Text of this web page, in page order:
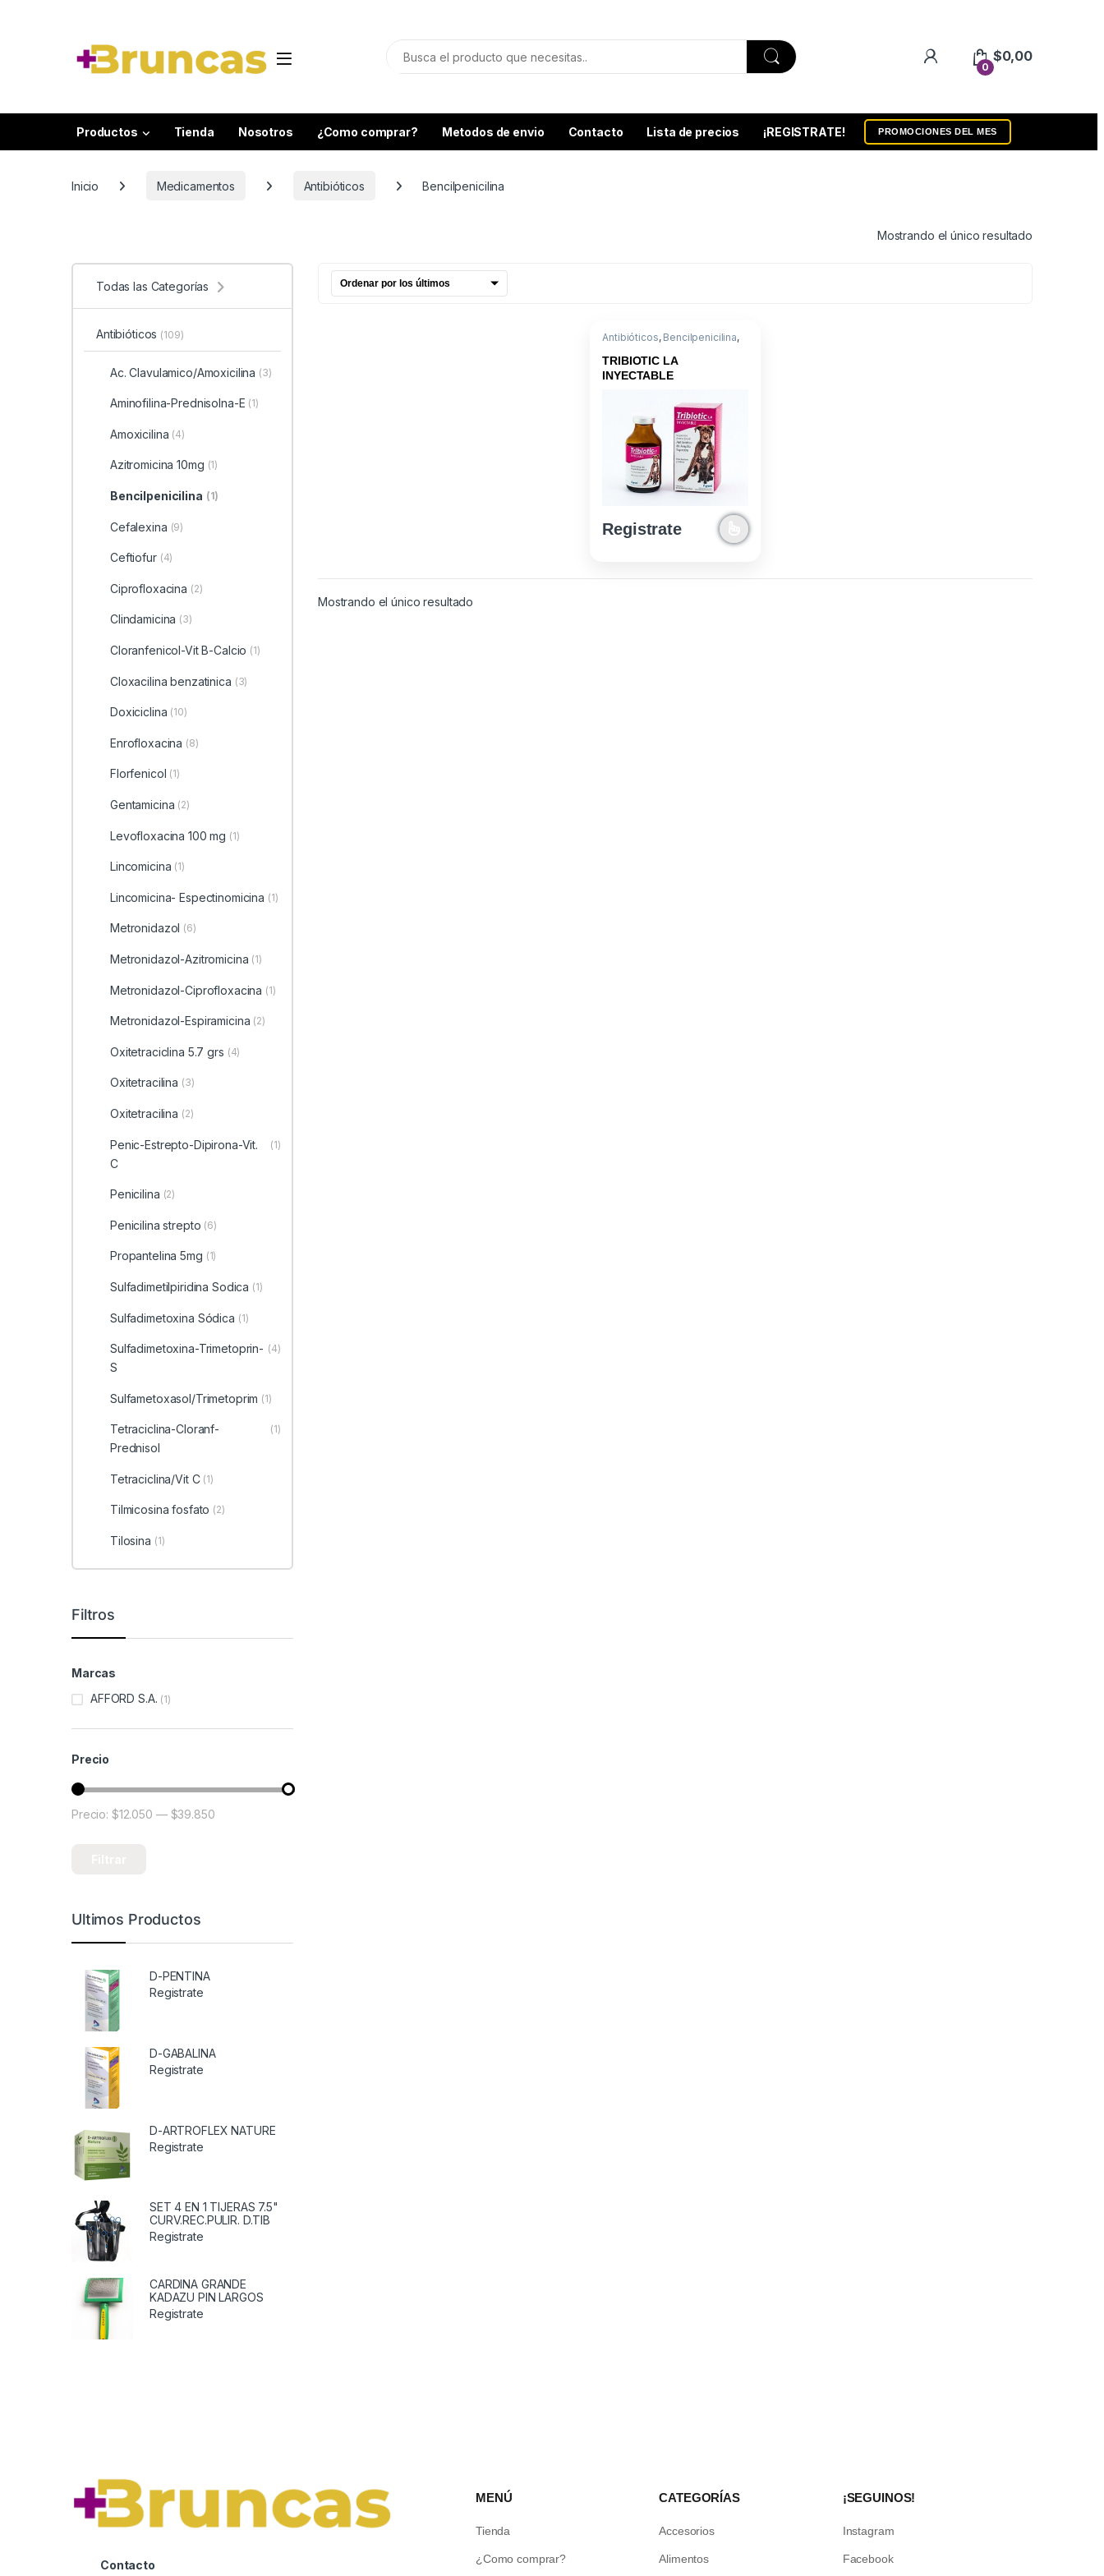
0
$0,00
Productos Tienda Nosotros ¿Como comprar? Metodos de envio Contacto Lista de precios ¡REGISTRATE! PROMOCIONES DEL MES
Inicio Medicamentos Antibióticos Bencilpenicilina
Mostrando el único resultado
Antibióticos, Bencilpenicilina,
TRIBIOTIC LA
INYECTABLE
Registrate
Mostrando el único resultado
Todas las Categorías
Antibióticos (109)
Ac. Clavulamico/Amoxicilina (3)
Aminofilina-Prednisolna-E (1)
Amoxicilina (4)
Azitromicina 10mg (1)
Bencilpenicilina (1)
Cefalexina (9)
Ceftiofur (4)
Ciprofloxacina (2)
Clindamicina (3)
Cloranfenicol-Vit B-Calcio (1)
Cloxacilina benzatinica (3)
Doxiciclina (10)
Enrofloxacina (8)
Florfenicol (1)
Gentamicina (2)
Levofloxacina 100 mg (1)
Lincomicina (1)
Lincomicina- Espectinomicina (1)
Metronidazol (6)
Metronidazol-Azitromicina (1)
Metronidazol-Ciprofloxacina (1)
Metronidazol-Espiramicina (2)
Oxitetraciclina 5.7 grs (4)
Oxitetracilina (3)
Oxitetracilina (2)
Penic-Estrepto-Dipirona-Vit.
C
(1)
Penicilina (2)
Penicilina strepto (6)
Propantelina 5mg (1)
Sulfadimetilpiridina Sodica (1)
Sulfadimetoxina Sódica (1)
Sulfadimetoxina-Trimetoprin-
S
(4)
Sulfametoxasol/Trimetoprim (1)
Tetraciclina-Cloranf-
Prednisol
(1)
Tetraciclina/Vit C (1)
Tilmicosina fosfato (2)
Tilosina (1)
Filtros
Marcas
AFFORD S.A. (1)
Precio
Precio mínimo
Precio máximo
Precio: $12.050 — $39.850
Ultimos Productos
D-PENTINA
Registrate
D-GABALINA
Registrate
D-ARTROFLEX NATURE
Registrate
SET 4 EN 1 TIJERAS 7.5"
CURV.REC.PULIR. D.TIB
Registrate
CARDINA GRANDE
KADAZU PIN LARGOS
Registrate
Contacto
MENÚ
Tienda
¿Como comprar?
CATEGORÍAS
Accesorios
Alimentos
¡SEGUINOS!
Instagram
Facebook